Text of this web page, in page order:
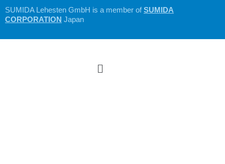
Zum
Inhalt
SUMIDA Lehesten GmbH is a member ofSUMIDA
CORPORATION Japan
Menü